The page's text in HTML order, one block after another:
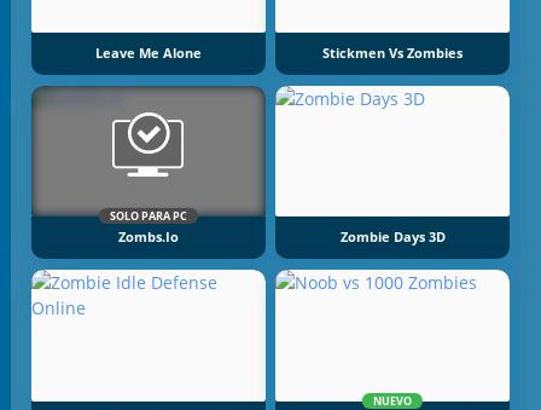
Leave Me Alone Stickmen Vs Zombies
SOLO PARA PC
Zombs.io Zombie Days 3D
NUEVO